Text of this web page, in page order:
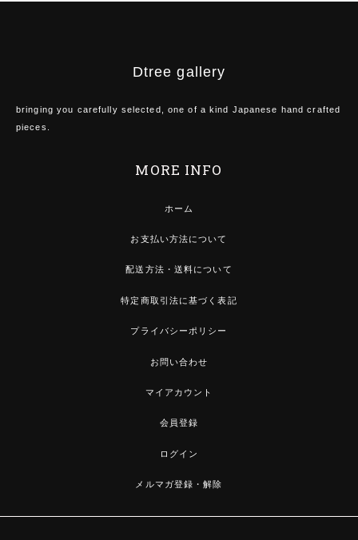
Dtree gallery
bringing you carefully selected, one of a kind Japanese hand crafted
pieces.
MORE INFO
ホーム
お支払い方法について
配送方法・送料について
特定商取引法に基づく表記
プライバシーポリシー
お問い合わせ
マイアカウント
会員登録
ログイン
メルマガ登録・解除